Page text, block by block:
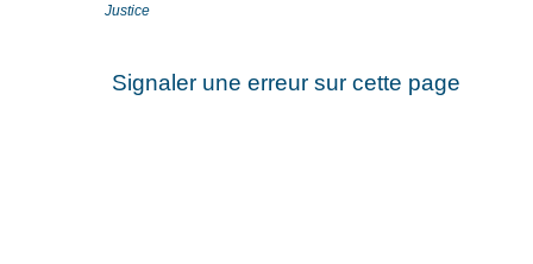
Justice
Signaler une erreur sur cette page